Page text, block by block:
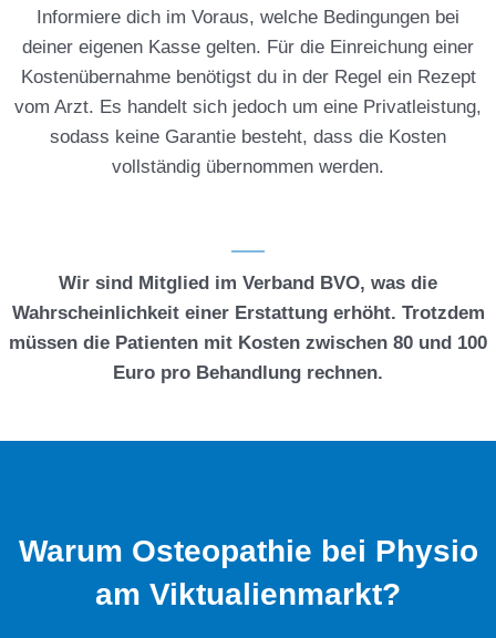
Informiere dich im Voraus, welche Bedingungen bei
deiner eigenen Kasse gelten. Für die Einreichung einer
Kostenübernahme benötigst du in der Regel ein Rezept
vom Arzt. Es handelt sich jedoch um eine Privatleistung,
sodass keine Garantie besteht, dass die Kosten
vollständig übernommen werden.
Wir sind Mitglied im Verband BVO, was die
Wahrscheinlichkeit einer Erstattung erhöht. Trotzdem
müssen die Patienten mit Kosten zwischen 80 und 100
Euro pro Behandlung rechnen.
Warum Osteopathie bei Physio
am Viktualienmarkt?